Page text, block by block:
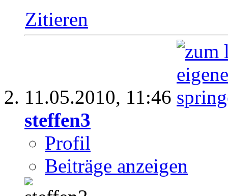
Zitieren
11.05.2010, 11:46
steffen3
Profil
Beiträge anzeigen